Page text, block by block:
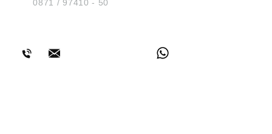
Tel.:0871 / 97410 - 50